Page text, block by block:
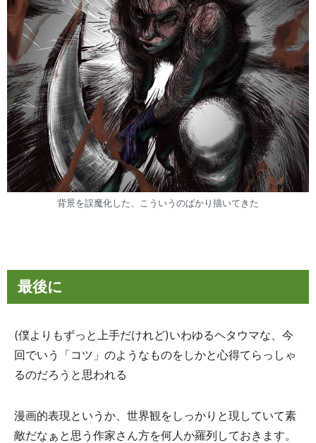
背景を誤魔化した、こういうのばかり描いてきた
最後に
(僕よりもずっと上手だけれど)いわゆるヘタウマな、今
回でいう「コツ」のようなものをしかと心得てらっしゃ
るのだろうと思われる
漫画的表現というか、世界観をしっかりと現していて素
敵だなぁと思う作家さん方を何人か羅列しておきます。